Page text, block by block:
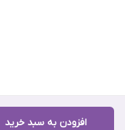
افزودن به سبد خرید